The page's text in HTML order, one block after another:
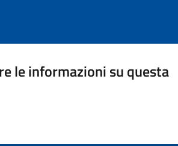
le informazioni su questa